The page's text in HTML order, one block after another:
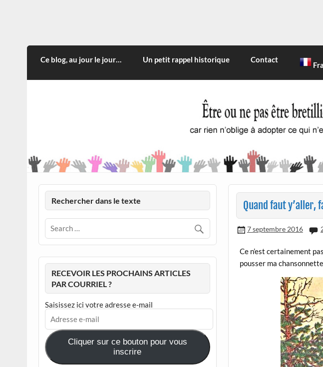
CITOYEN D'ILLE-ET-VILAINE
Ce blog, au jour le jour… Un petit rappel historique Contact
Quand faut y’aller,
7 septembre 2016
Ce n’est certainement
pousser ma
Rechercher dans le texte
RECEVOIR LES PROCHAINS ARTICLES
PAR COURRIEL ?
Saisissez ici votre adresse e-mail
Adresse
e-
mail
Cliquer sur ce bouton pour vous
inscrire